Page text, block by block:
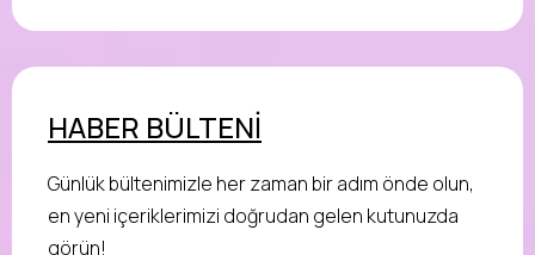
HABER BÜLTENİ
Günlük bültenimizle her zaman bir adım önde olun,
en yeni içeriklerimizi doğrudan gelen kutunuzda
görün!